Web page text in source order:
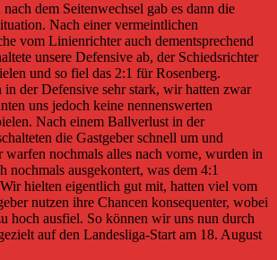
dem Seitenwechsel gab es dann die
Nach einer vermeintlichen
vom Linienrichter auch dementsprechend
unsere Defensive ab, der Schiedsrichter
und so fiel das 2:1 für Rosenberg.
in der Defensive sehr stark, wir hatten zwar
uns jedoch keine nennenswerten
Nach einem Ballverlust in der
die Gastgeber schnell um und
warfen nochmals alles nach vorne, wurden in
nochmals ausgekontert, was dem 4:1
hielten eigentlich gut mit, hatten viel vom
nutzen ihre Chancen konsequenter, wobei
hoch ausfiel. So können wir uns nun durch
auf den Landesliga-Start am 18. August